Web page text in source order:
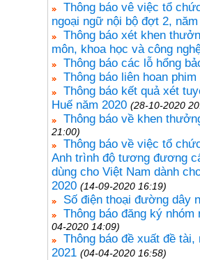
Thông báo vê việc tổ
ngoại ngữ nội bộ đợt 2,
Thông báo xét khen
môn, khoa học và công
Thông báo các lỗ hổng
Thông báo liên hoan
Thông báo kết quả xét
Huế năm 2020 (28-10-2020
Thông báo về khen
21:00)
Thông báo về việc tổ
Anh trình độ tương đương
dùng cho Việt Nam dành
2020 (14-09-2020 16:19)
Số điện thoại đường dây
Thông báo đăng ký
04-2020 14:09)
Thông báo đề xuất đề
2021 (04-04-2020 16:58)